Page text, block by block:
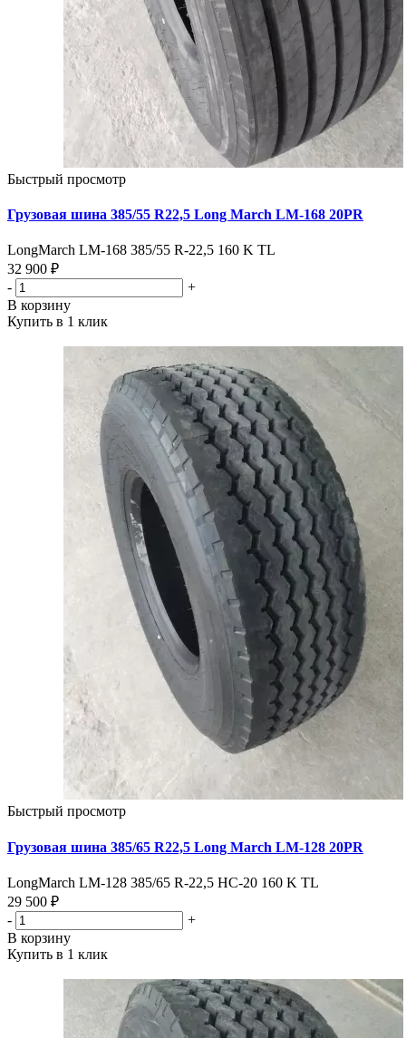
Быстрый просмотр
Грузовая шина 385/55 R22,5 Long March LM-168 20PR
LongMarch LM-168 385/55 R-22,5 160 K TL
32 900 ₽
-
+
В корзину
Купить в 1 клик
Быстрый просмотр
Грузовая шина 385/65 R22,5 Long March LM-128 20PR
LongMarch LM-128 385/65 R-22,5 НС-20 160 K TL
29 500 ₽
-
+
В корзину
Купить в 1 клик